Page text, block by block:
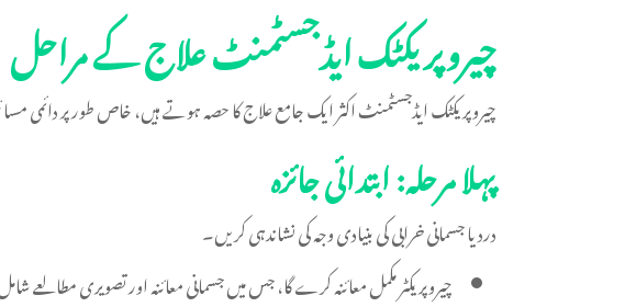
چیروپریکٹک ایڈجسٹمنٹ علاج کے مراحل
چیروپریکٹک ایڈجسٹمنٹ اکثر ایک جامع علاج کا حصہ ہوتے ہیں، خاص طور پر
پہلا مرحلہ: ابتدائی جائزہ
درد یا جسمانی خرابی کی بنیادی وجہ کی نشاندہی کریں۔
چیروپریکٹر مکمل معائنہ کرے گا، جس میں جسمانی معائنہ اور تصویری مطالعے